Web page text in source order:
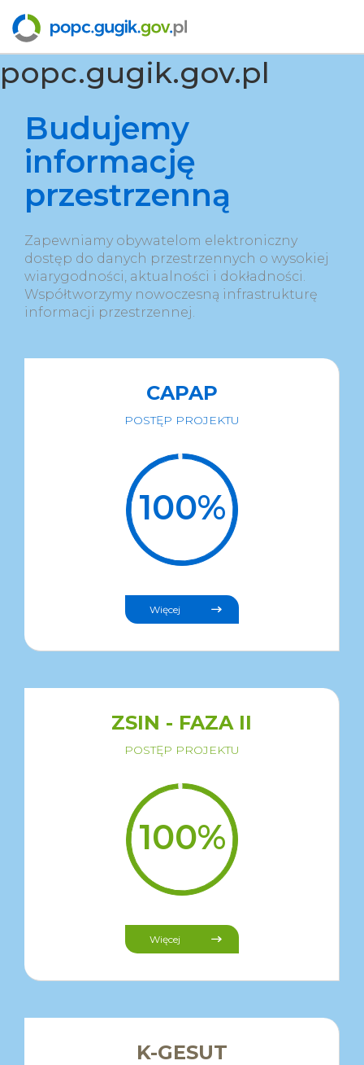
popc.gugik.gov.pl
Budujemy
informację
przestrzenną
Zapewniamy obywatelom elektroniczny
dostęp do danych przestrzennych o wysokiej
wiarygodności, aktualności i dokładności.
Współtworzymy nowoczesną infrastrukturę
informacji przestrzennej.
CAPAP
POSTĘP PROJEKTU
Więcej
ZSIN - FAZA II
POSTĘP PROJEKTU
Więcej
K-GESUT